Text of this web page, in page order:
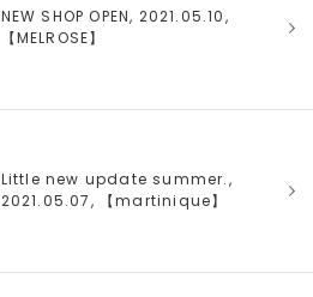
NEW SHOP OPEN, 2021.05.10,
【MELROSE】
Little new update summer.,
2021.05.07, 【martinique】